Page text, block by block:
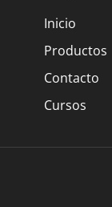
Inicio
Productos
Contacto
Cursos